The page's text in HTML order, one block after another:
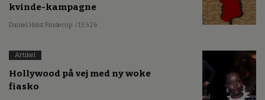
kvinde-kampagne
Daniel Holst Pinderup / 13.5.26
Artikel
Hollywood på vej med ny woke
fiasko